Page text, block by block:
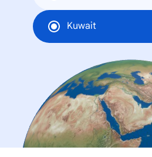
Kuwait